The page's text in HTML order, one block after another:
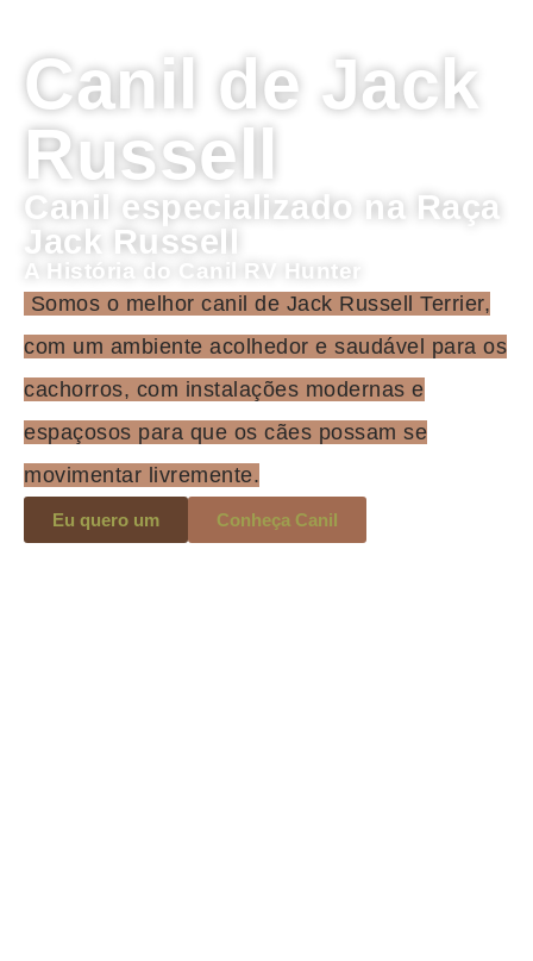
Canil de Jack
Russell
Canil especializado na Raça
Jack Russell
A História do Canil RV Hunter
Somos o melhor canil de Jack Russell Terrier,
com um ambiente acolhedor e saudável para os
cachorros, com instalações modernas e
espaçosos para que os cães possam se
movimentar livremente.
Eu quero um Conheça Canil